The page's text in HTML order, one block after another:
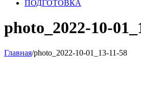
ПОДГОТОВКА
photo_2022-10-
Главная/photo_2022-10-01_13-11-58